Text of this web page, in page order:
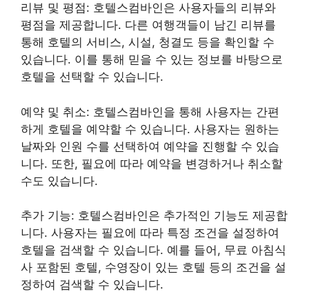
리뷰 및 평점: 호텔스컴바인은 사용자들의 리뷰와
평점을 제공합니다. 다른 여행객들이 남긴 리뷰를
통해 호텔의 서비스, 시설, 청결도 등을 확인할 수
있습니다. 이를 통해 믿을 수 있는 정보를 바탕으로
호텔을 선택할 수 있습니다.
예약 및 취소: 호텔스컴바인을 통해 사용자는 간편
하게 호텔을 예약할 수 있습니다. 사용자는 원하는
날짜와 인원 수를 선택하여 예약을 진행할 수 있습
니다. 또한, 필요에 따라 예약을 변경하거나 취소할
수도 있습니다.
추가 기능: 호텔스컴바인은 추가적인 기능도 제공합
니다. 사용자는 필요에 따라 특정 조건을 설정하여
호텔을 검색할 수 있습니다. 예를 들어, 무료 아침식
사 포함된 호텔, 수영장이 있는 호텔 등의 조건을 설
정하여 검색할 수 있습니다.